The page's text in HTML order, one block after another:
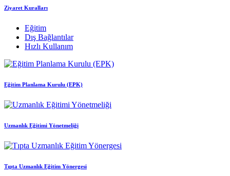
Ziyaret Kuralları
Eğitim
Dış Bağlantılar
Hızlı Kullanım
Eğitim Planlama Kurulu (EPK)
Uzmanlık Eğitimi Yönetmeliği
Tıpta Uzmanlık Eğitim Yönergesi